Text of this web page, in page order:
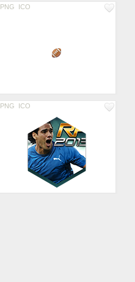
PNG ICO
PNG ICO